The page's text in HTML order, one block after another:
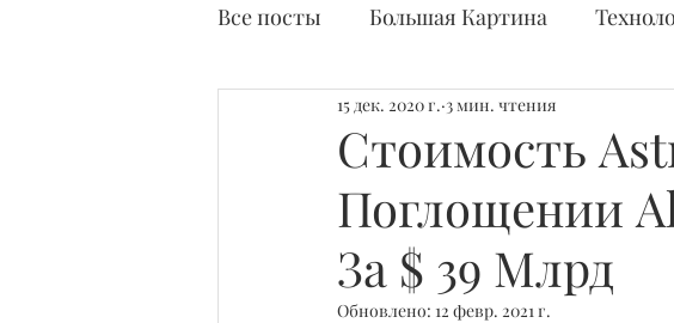
Все посты Большая Картина
Заметки финсоветника Обучение
Лидеры И Успех Экономика
Стоимость
Поглощении
За $ 39 Млрд
15 дек. 2020 г. 3 мин. чтения
Обновлено: 12 февр. 2021 г.